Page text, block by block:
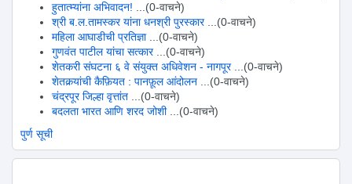
हुतात्म्यांना अभिवादन! ...(0-वाचने)
श्री ब.ल.तामस्कर यांना धनश्री पुरस्कार ...(0-वाचने)
महिला आघाडीची प्रतिज्ञा ...(0-वाचने)
गुणवंत पाटील यांचा सत्कार ...(0-वाचने)
शेतकरी संघटना ६ वे संयुक्त अधिवेशन - नागपूर ...(0-वाचने)
शेतकर्‍यांची कैफ़ियत : पानफ़ूल आंदोलन ...(0-वाचने)
चंद्रपूर जिल्हा वृत्तांत ...(0-वाचने)
बदलता भारत आणि शरद जोशी ...(0-वाचने)
पुर्ण सूची